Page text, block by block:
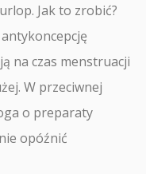
Jak to zrobić?
na czas menstruacji
W przeciwnej
o preparaty
opóźnić